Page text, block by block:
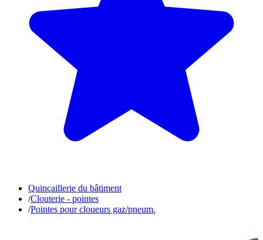
Quincaillerie du bâtiment
/Clouterie - pointes
/Pointes pour cloueurs gaz/pneum.